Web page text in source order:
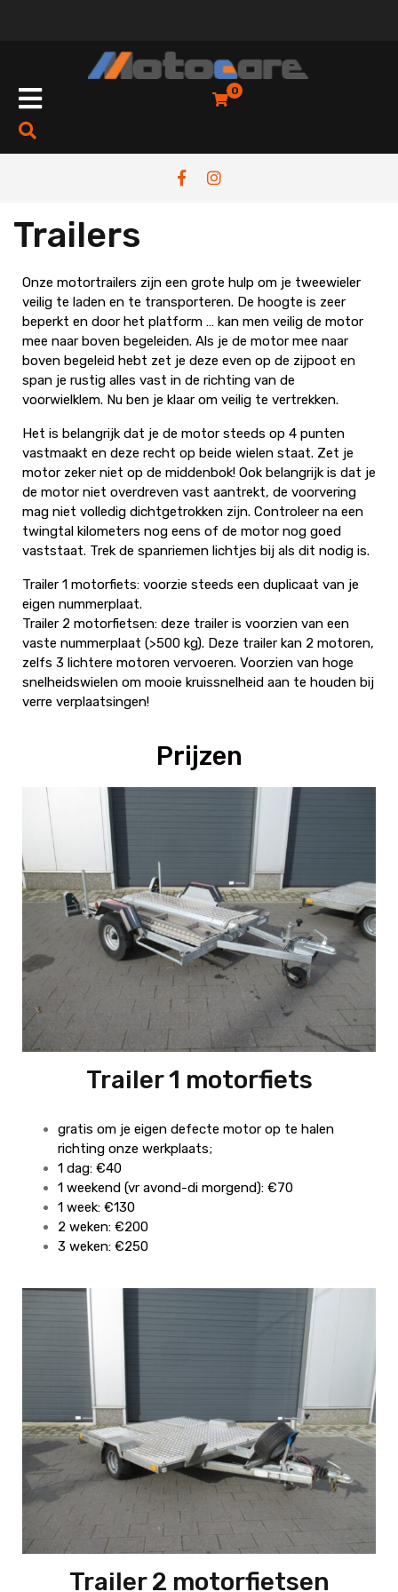
0
Trailers
Onze motortrailers zijn een grote hulp om je tweewieler
veilig te laden en te transporteren. De hoogte is zeer
beperkt en door het platform … kan men veilig de motor
mee naar boven begeleiden. Als je de motor mee naar
boven begeleid hebt zet je deze even op de zijpoot en
span je rustig alles vast in de richting van de
voorwielklem. Nu ben je klaar om veilig te vertrekken.
Het is belangrijk dat je de motor steeds op 4 punten
vastmaakt en deze recht op beide wielen staat. Zet je
motor zeker niet op de middenbok! Ook belangrijk is dat je
de motor niet overdreven vast aantrekt, de voorvering
mag niet volledig dichtgetrokken zijn. Controleer na een
twingtal kilometers nog eens of de motor nog goed
vaststaat. Trek de spanriemen lichtjes bij als dit nodig is.
Trailer 1 motorfiets: voorzie steeds een duplicaat van je
eigen nummerplaat.
Trailer 2 motorfietsen: deze trailer is voorzien van een
vaste nummerplaat (>500 kg). Deze trailer kan 2 motoren,
zelfs 3 lichtere motoren vervoeren. Voorzien van hoge
snelheidswielen om mooie kruissnelheid aan te houden bij
verre verplaatsingen!
Prijzen
Trailer 1 motorfiets
gratis om je eigen defecte motor op te halen
richting onze werkplaats;
1 dag: €40
1 weekend (vr avond-di morgend): €70
1 week: €130
2 weken: €200
3 weken: €250
Trailer 2 motorfietsen